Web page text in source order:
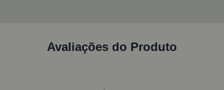
Avaliações do Produto